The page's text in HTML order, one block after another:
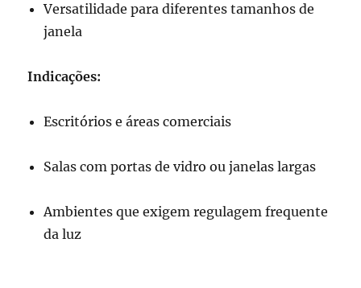
Versatilidade para diferentes tamanhos de
janela
Indicações:
Escritórios e áreas comerciais
Salas com portas de vidro ou janelas largas
Ambientes que exigem regulagem frequente
da luz